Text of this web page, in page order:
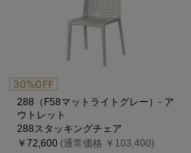
288（F58マットライトグレー）- ア
ウトレット
288スタッキングチェア
￥72,600 (通常価格 ￥103,400)